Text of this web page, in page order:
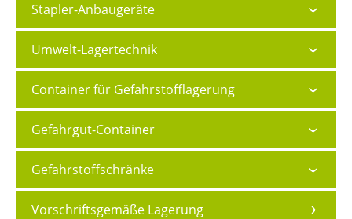
Stapler-Anbaugeräte
Umwelt-Lagertechnik
Container für Gefahrstofflagerung
Gefahrgut-Container
Gefahrstoffschränke
Vorschriftsgemäße Lagerung